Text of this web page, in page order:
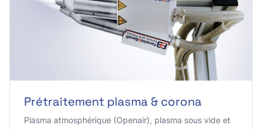
Prétraitement plasma & corona
Plasma atmosphérique (Openair), plasma sous vide et